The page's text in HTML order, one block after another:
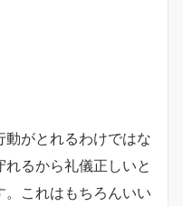
がとれるわけではな
るから礼儀正しいと
これはもちろんいい